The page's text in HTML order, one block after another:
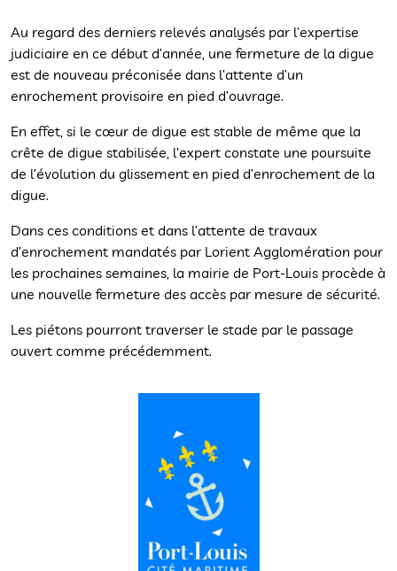
Au regard des derniers relevés analysés par l’expertise
judiciaire en ce début d’année, une fermeture de la digue
est de nouveau préconisée dans l’attente d’un
enrochement provisoire en pied d’ouvrage.
En effet, si le cœur de digue est stable de même que la
crête de digue stabilisée, l’expert constate une poursuite
de l’évolution du glissement en pied d’enrochement de la
digue.
Dans ces conditions et dans l’attente de travaux
d’enrochement mandatés par Lorient Agglomération pour
les prochaines semaines, la mairie de Port-Louis procède à
une nouvelle fermeture des accès par mesure de sécurité.
Les piétons pourront traverser le stade par le passage
ouvert comme précédemment.